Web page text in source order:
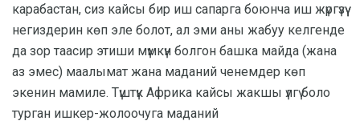
карабастан, сиз кайсы бир иш сапарга боюнча иш жүргүзүү
негиздерин көп эле болот, ал эми аны жабуу келгенде
да зор таасир этиши мүмкүн болгон башка майда (жана
аз эмес) маалымат жана маданий ченемдер көп
экенин мамиле. Түштүк Африка кайсы жакшы үлгү боло
турган ишкер-жолоочуга маданий